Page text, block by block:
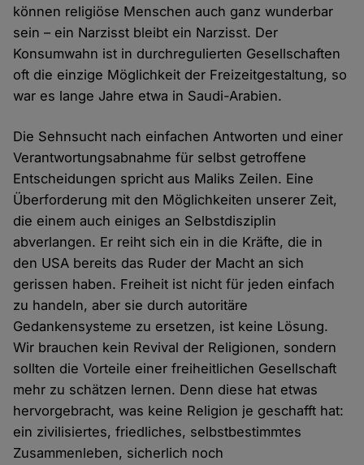
können religiöse Menschen auch ganz wunderbar
sein – ein Narzisst bleibt ein Narzisst. Der
Konsumwahn ist in durchregulierten Gesellschaften
oft die einzige Möglichkeit der Freizeitgestaltung, so
war es lange Jahre etwa in Saudi-Arabien.
Die Sehnsucht nach einfachen Antworten und einer
Verantwortungsabnahme für selbst getroffene
Entscheidungen spricht aus Maliks Zeilen. Eine
Überforderung mit den Möglichkeiten unserer Zeit,
die einem auch einiges an Selbstdisziplin
abverlangen. Er reiht sich ein in die Kräfte, die in
den USA bereits das Ruder der Macht an sich
gerissen haben. Freiheit ist nicht für jeden einfach
zu handeln, aber sie durch autoritäre
Gedankensysteme zu ersetzen, ist keine Lösung.
Wir brauchen kein Revival der Religionen, sondern
sollten die Vorteile einer freiheitlichen Gesellschaft
mehr zu schätzen lernen. Denn diese hat etwas
hervorgebracht, was keine Religion je geschafft hat:
ein zivilisiertes, friedliches, selbstbestimmtes
Zusammenleben, sicherlich noch